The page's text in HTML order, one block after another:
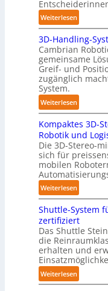
o
l
y
m
e
r
l
a
g
e
r
f
ü
r
T
a
u
h
r
o
b
o
t
e
Weiterlesen:
A
u
t
o
m
t
i
s
i
e
r
u
n
g
s
t
r
e
f
f
2
0
3D-Handling-
Cambrian
gemeinsame
Greif- und
zugänglich
System.
Weiterlesen:
3
D
-
H
a
n
d
l
n
g
-
S
y
s
t
Kompaktes 3D-
Robotik und
Die 3D-Stereo-
sich für
mobilen
Weiterlesen:
K
o
m
p
a
k
t
e
Shuttle-System
zertifiziert
Das Shuttle
die
erhalten und
Weiterlesen:
S